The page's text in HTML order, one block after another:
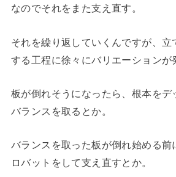
なのでそれをまた支え直す。
それを繰り返していくんですが、立
する工程に徐々にバリエーションが
板が倒れそうになったら、根本をデ
バランスを取るとか。
バランスを取った板が倒れ始める前
ロバットをして支え直すとか。